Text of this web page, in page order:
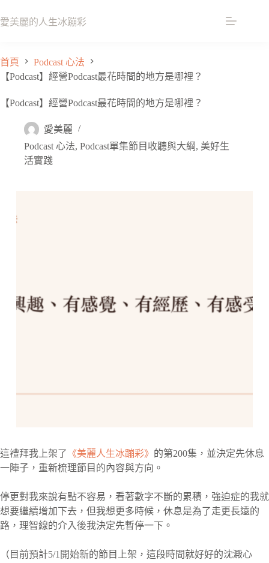
至
內
容
愛美麗的人生冰蹦彩
首頁
Podcast 心法
【Podcast】經營Podcast最花時間的地方是哪裡？
【Podcast】經營Podcast最花時間的地方是哪裡？
愛美麗
Podcast 心法, Podcast單集節目收聽與大綱, 美好生
活實踐
這禮拜我上架了 《美麗人生冰蹦彩》 的第200集，並決定先休息
一陣子，重新梳理節目的內容與方向。
停更對我來說有點不容易，看著數字不斷的累積，強迫症的我就
想要繼續增加下去，但我想更多時候，休息是為了走更長遠的
路，理智線的介入後我決定先暫停一下。
（目前預計5/1開始新的節目上架，這段時間就好好的沈澱心